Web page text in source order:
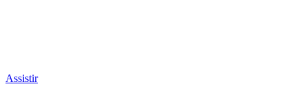
Assistir